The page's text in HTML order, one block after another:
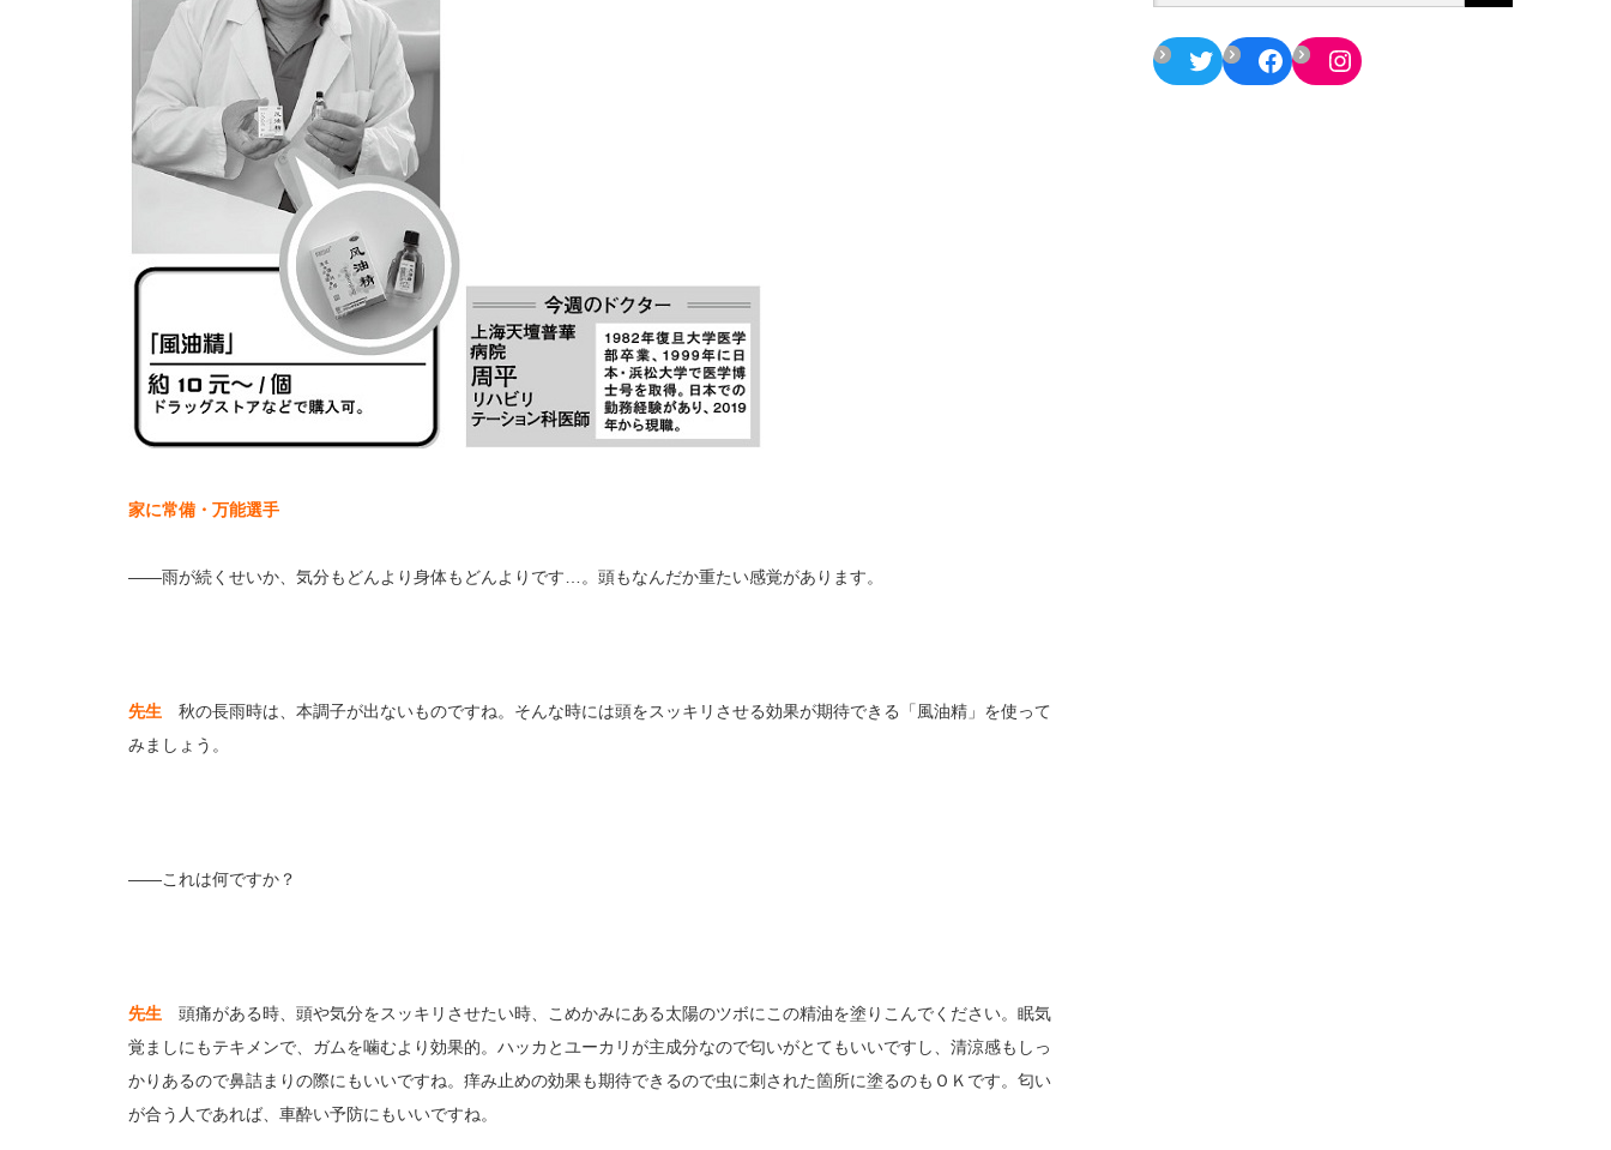
家に常備・万能選手
――雨が続くせいか、気分もどんより身体もどんよりです…。頭もなんだか重たい感覚があります。
先生 秋の長雨時は、本調子が出ないものですね。そんな時には頭をスッキリさせる効果が期待できる「風油精」を使って
みましょう。
――これは何ですか？
先生 頭痛がある時、頭や気分をスッキリさせたい時、こめかみにある太陽のツボにこの精油を塗りこんでください。眠気
覚ましにもテキメンで、ガムを噛むより効果的。ハッカとユーカリが主成分なので匂いがとてもいいですし、清涼感もしっ
かりあるので鼻詰まりの際にもいいですね。痒み止めの効果も期待できるので虫に刺された箇所に塗るのもＯＫです。匂い
が合う人であれば、車酔い予防にもいいですね。
TwitterFacebookInstagram